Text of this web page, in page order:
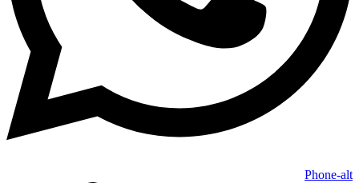
Phone-alt